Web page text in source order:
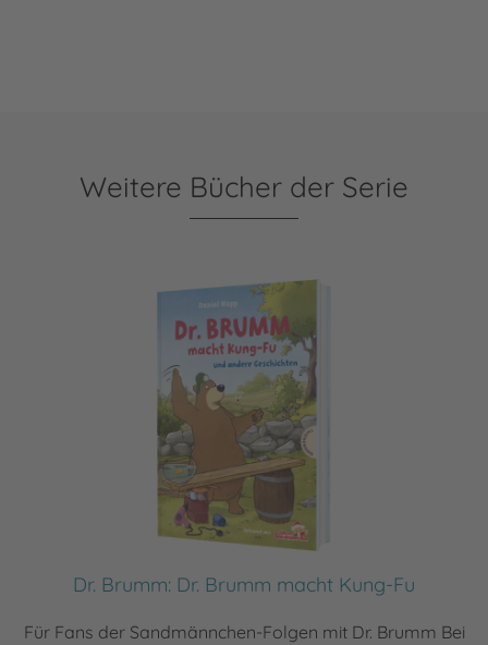
Weitere Bücher der Serie
Dr. Brumm: Dr. Brumm macht Kung-Fu
Für Fans der Sandmännchen-Folgen mit Dr. Brumm Bei